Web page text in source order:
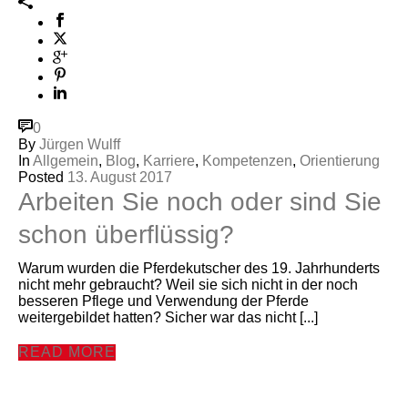
0
By Jürgen Wulff
In Allgemein, Blog, Karriere, Kompetenzen, Orientierung
Posted 13. August 2017
Arbeiten Sie noch oder sind Sie
schon überflüssig?
Warum wurden die Pferdekutscher des 19. Jahrhunderts
nicht mehr gebraucht? Weil sie sich nicht in der noch
besseren Pflege und Verwendung der Pferde
weitergebildet hatten? Sicher war das nicht [...]
READ MORE